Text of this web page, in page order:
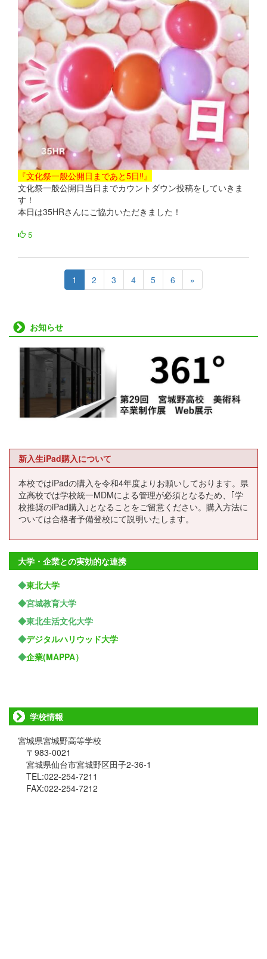
『文化祭一般公開日まであと5日‼』
文化祭一般公開日当日までカウントダウン投稿をしていきま
す！
本日は35HRさんにご協力いただきました！
5
1 2 3 4 5 6 »
お知らせ
新入生iPad購入について
本校ではiPadの購入を令和4年度よりお願いしております。県
立高校では学校統一MDMによる管理が必須となるため、｢学
校推奨のiPad購入｣となることをご留意ください。購入方法に
ついては合格者予備登校にて説明いたします。
大学・企業との実効的な連携
◆東北大学
◆宮城教育大学
◆東北生活文化大学
◆デジタルハリウッド大学
◆企業(MAPPA）
学校情報
宮城県宮城野高等学校
〒983-0021
宮城県仙台市宮城野区田子2-36-1
TEL:022-254-7211
FAX:022-254-7212